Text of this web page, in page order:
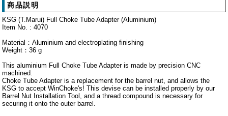
商品説明
KSG (T.Marui) Full Choke Tube Adapter (Aluminium)
Item No. : 4070
Material：Aluminium and electroplating finishing
Weight：36 g
This aluminium Full Choke Tube Adapter is made by precision CNC
machined.
Choke Tube Adapter is a replacement for the barrel nut, and allows the
KSG to accept WinChoke's! This devise can be installed properly by our
Barrel Nut Installation Tool, and a thread compound is necessary for
securing it onto the outer barrel.